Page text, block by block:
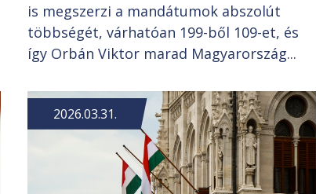
is megszerzi a mandátumok abszolút
többségét, várhatóan 199-ből 109-et, és
így Orbán Viktor marad Magyarország...
2026.03.31.